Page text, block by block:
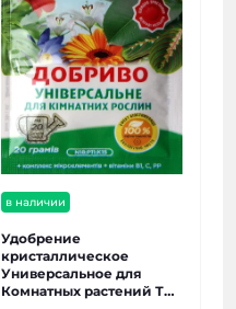
в наличии
Удобрение
кристаллическое
Универсальное для
Комнатных растений ТМ